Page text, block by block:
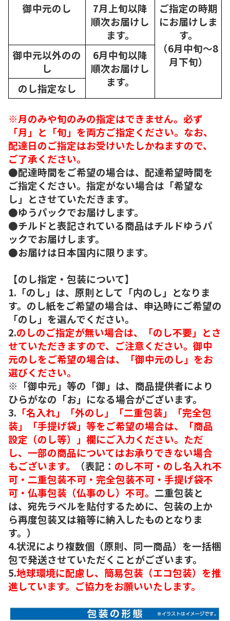
御中元のし
7月上旬以降
順次お届けし
ます。
ご指定の時期
にお届けしま
す。
（6月中旬～8
月下旬）
御中元以外のの
し
6月中旬以降
順次お届けし
ます。
のし指定なし
※月のみや旬のみの指定はできません。必ず
「月」と「旬」を両方ご指定ください。なお、
配達日のご指定はお受けいたしかねますので、
ご了承ください。
●配達時間をご希望の場合は、配達希望時間を
ご指定ください。指定がない場合は「希望な
し」とさせていただきます。
●ゆうパックでお届けします。
●チルドと表記されている商品はチルドゆうパ
ックでお届けします。
●お届けは日本国内に限ります。
【のし指定・包装について】
1.「のし」は、原則として「内のし」となりま
す。のし紙をご希望の場合は、申込時にご希望の
「のし」を選んでください。
2.のしのご指定が無い場合は、「のし不要」とさ
せていただきますので、ご注意ください。御中
元のしをご希望の場合は、「御中元のし」をお
選びください。
※「御中元」等の「御」は、商品提供者により
ひらがなの「お」になる場合がございます。
3. 「名入れ」「外のし」「二重包装」「完全包
装」「手提げ袋」等をご希望の場合は、「商品
設定（のし等）」欄にご入力ください。ただ
し、一部の商品についてはお承りできない場合
もございます。
（表記： のし不可・のし名入れ不
可・二重包装不可・完全包装不可・手提げ袋不
可・仏事包装（仏事のし）不可。 二重包装と
は、宛先ラベルを貼付するために、包装の上か
ら再度包装又は箱等に納入したものとなりま
す。）
4.状況により複数個（原則、同一商品）を一括梱
包で発送させていただくことがございます。
5.地球環境に配慮し、簡易包装（エコ包装）を推
進しています。ご協力をお願いいたします。